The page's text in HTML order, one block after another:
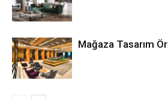
Mağaza Tasarım